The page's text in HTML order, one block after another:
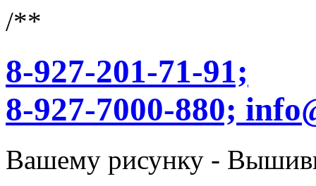
/**
8-927-201-71-91;
8-927-7000-880;
Вашему рисунку -